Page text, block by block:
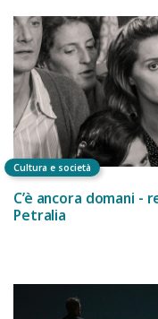
Cultura e società
C’è ancora domani -
Petralia